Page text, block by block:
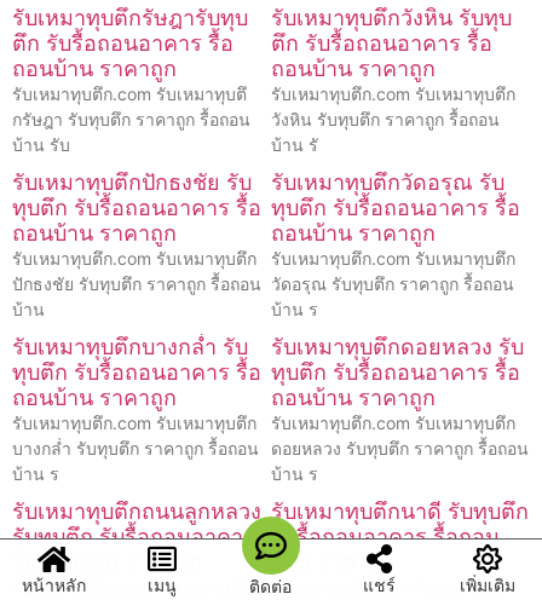
รับเหมาทุบตึกรัษฎารับทุบ
ตึก รับรื้อถอนอาคาร รื้อ
ถอนบ้าน ราคาถูก
รับเหมาทุบตึก.com รับเหมาทุบตึ
กรัษฎา รับทุบตึก ราคาถูก รื้อถอน
บ้าน รับ
รับเหมาทุบตึกวังหิน รับทุบ
ตึก รับรื้อถอนอาคาร รื้อ
ถอนบ้าน ราคาถูก
รับเหมาทุบตึก.com รับเหมาทุบตึก
วังหิน รับทุบตึก ราคาถูก รื้อถอน
บ้าน รั
รับเหมาทุบตึกปักธงชัย รับ
ทุบตึก รับรื้อถอนอาคาร รื้อ
ถอนบ้าน ราคาถูก
รับเหมาทุบตึก.com รับเหมาทุบตึก
ปักธงชัย รับทุบตึก ราคาถูก รื้อถอน
บ้าน
รับเหมาทุบตึกวัดอรุณ รับ
ทุบตึก รับรื้อถอนอาคาร รื้อ
ถอนบ้าน ราคาถูก
รับเหมาทุบตึก.com รับเหมาทุบตึก
วัดอรุณ รับทุบตึก ราคาถูก รื้อถอน
บ้าน ร
รับเหมาทุบตึกบางกล่ำ รับ
ทุบตึก รับรื้อถอนอาคาร รื้อ
ถอนบ้าน ราคาถูก
รับเหมาทุบตึก.com รับเหมาทุบตึก
บางกล่ำ รับทุบตึก ราคาถูก รื้อถอน
บ้าน ร
รับเหมาทุบตึกดอยหลวง รับ
ทุบตึก รับรื้อถอนอาคาร รื้อ
ถอนบ้าน ราคาถูก
รับเหมาทุบตึก.com รับเหมาทุบตึก
ดอยหลวง รับทุบตึก ราคาถูก รื้อถอน
บ้าน ร
รับเหมาทุบตึกถนนลูกหลวง
รับทุบตึก รับรื้อถอนอาคาร
รื้อถอนบ้าน ราคาถูก
รับเหมาทุบตึก.com รับเหมาทุบตึก
รับเหมาทุบตึกนาดี รับทุบตึก
รับรื้อถอนอาคาร รื้อถอน
บ้าน ราคาถูก
รับเหมาทุบตึก.com รับเหมาทุบตึก
หน้าหลัก เมนู ติดต่อ แชร์ เพิ่มเติม